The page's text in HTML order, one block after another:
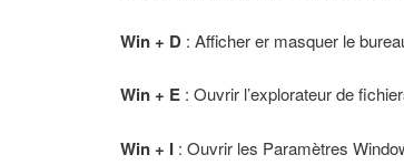
Win + D: Afficher er masquer le
Win + E: Ouvrir l’explorateur de
Win + I: Ouvrir les Paramètres